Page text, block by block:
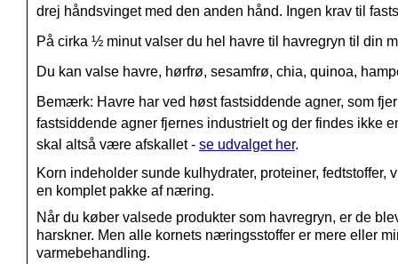
drej håndsvinget med den anden hånd. Ingen krav til
På cirka ½ minut valser du hel havre til havregryn til din
Du kan valse havre, hørfrø, sesamfrø, chia, quinoa, h
Bemærk: Havre har ved høst fastsiddende agner, som
fastsiddende agner fjernes industrielt og der findes ikke
skal altså være afskallet - se udvalget her.
Korn indeholder sunde kulhydrater, proteiner,
en komplet pakke af næring.
Når du køber valsede produkter som havregryn, er de
harskner. Men alle kornets næringsstoffer er mere eller
varmebehandling.